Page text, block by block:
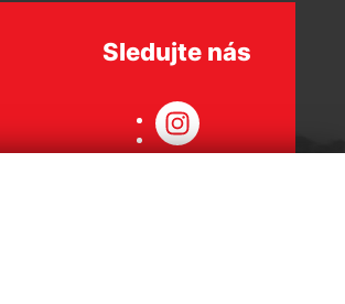
Sledujte nás